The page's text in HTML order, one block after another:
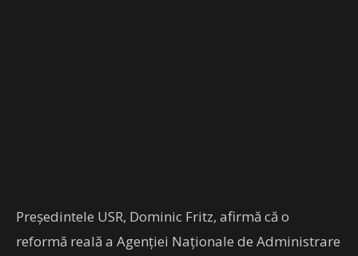
Președintele USR, Dominic Fritz, afirmă că o
reformă reală a Agenției Naționale de Administrare